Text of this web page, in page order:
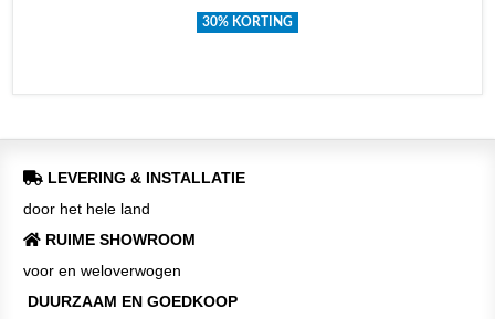
30% KORTING
LEVERING & INSTALLATIE
door het hele land
RUIME SHOWROOM
voor en weloverwogen
DUURZAAM EN GOEDKOOP